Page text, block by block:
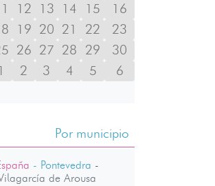
12 13 14 15
16
19 20 21 22
23
26 27 28 29
30
1 2 3 4 5 6
Por municipio
- Pontevedra -
de Arousa